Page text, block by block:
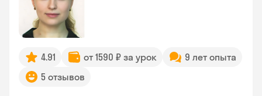
4.91 от 1590 ₽ за урок
9 лет опыта
5 отзывов